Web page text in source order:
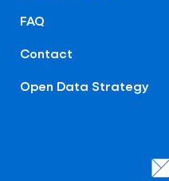
FAQ
Contact
Open Data Strategy